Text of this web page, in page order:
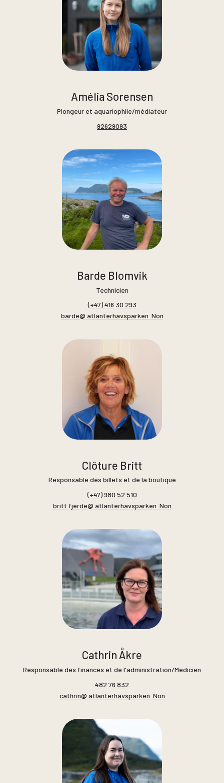
Amélia Sorensen
Plongeur et aquariophile/médiateur
92629093
Barde Blomvik
Technicien
(+47) 416 30 293
barde@ atlanterhavsparken .Non
Clôture Britt
Responsable des billets et de la boutique
(+47) 980 52 510
britt.fjerde@ atlanterhavsparken .Non
Cathrin Åkre
Responsable des finances et de l'administration/Médicien
482 76 832
cathrin@ atlanterhavsparken .Non